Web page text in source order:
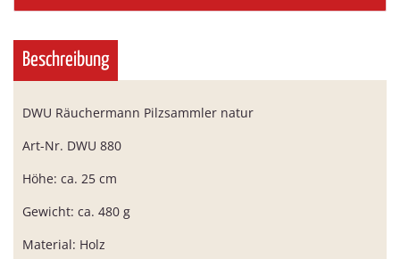
Beschreibung
DWU Räuchermann Pilzsammler natur
Art-Nr. DWU 880
Höhe: ca. 25 cm
Gewicht: ca. 480 g
Material: Holz